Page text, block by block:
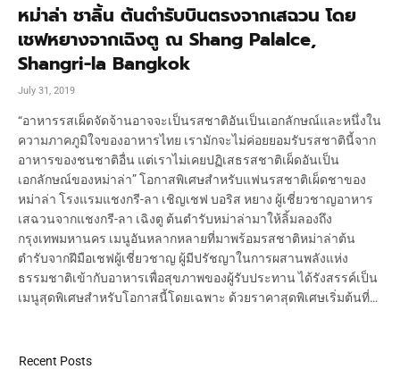
หม่าล่า ชาลิ้น ต้นตำรับบินตรงจากเสฉวน โดย
เชฟหยางจากเฉิงตู ณ Shang Palalce,
Shangri-la Bangkok
July 31, 2019
“อาหารรสเผ็ดจัดจ้านอาจจะเป็นรสชาติอันเป็นเอกลักษณ์และหนึ่งใน
ความภาคภูมิใจของอาหารไทย เรามักจะไม่ค่อยยอมรับรสชาตินี้จาก
อาหารของชนชาติอื่น แต่เราไม่เคยปฏิเสธรสชาติเผ็ดอันเป็น
เอกลักษณ์ของหม่าล่า” โอกาสพิเศษสำหรับแฟนรสชาติเผ็ดชาของ
หม่าล่า โรงแรมแชงกรี-ลา เชิญเชฟ บอริส หยาง ผู้เชี่ยวชาญอาหาร
เสฉวนจากแชงกรี-ลา เฉิงตู ต้นตำรับหม่าล่ามาให้ลิ้มลองถึง
กรุงเทพมหานคร เมนูอันหลากหลายที่มาพร้อมรสชาติหม่าล่าต้น
ตำรับจากฝีมือเชฟผู้เชี่ยวชาญ ผู้มีปรัชญาในการผสานพลังแห่ง
ธรรมชาติเข้ากับอาหารเพื่อสุขภาพของผู้รับประทาน ได้รังสรรค์เป็น
เมนูสุดพิเศษสำหรับโอกาสนี้โดยเฉพาะ ด้วยราคาสุดพิเศษเริ่มต้นที่…
Recent Posts